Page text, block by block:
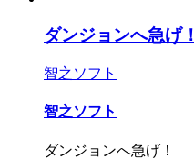
ダンジョンへ急げ！
智之ソフト
智之ソフト
ダンジョンへ急げ！